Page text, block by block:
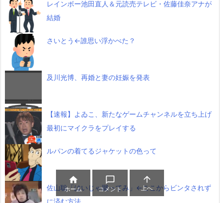
レインボー池田直人＆元読売テレビ・佐藤佳奈アナが
結婚
さいとう←誰思い浮かべた？
及川光博、再婚と妻の妊娠を発表
【速報】よゐこ、新たなゲームチャンネルを立ち上げ
最初にマイクラをプレイする
ルパンの着てるジャケットの色って
佐山聡「はいじゃ蹴ってみ」←ここからビンタされず
に済む方法

ホーム

コメント

上へ